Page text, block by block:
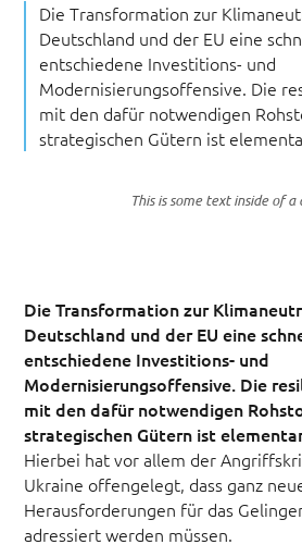
Die Transformation zur
Deutschland und der EU eine
entschiedene Investitions- und
Modernisierungsoffensive. Die
mit den dafür notwendigen
strategischen Gütern ist
This is some text inside of a
Die Transformation zur
Deutschland und der EU eine
entschiedene Investitions- und
Modernisierungsoffensive. Die
mit den dafür notwendigen
strategischen Gütern ist
Hierbei hat vor allem der
Ukraine offengelegt, dass ganz
Herausforderungen für das
adressiert werden müssen.